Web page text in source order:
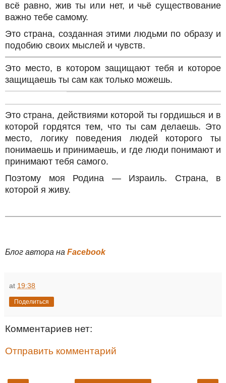
всё равно, жив ты или нет, и чьё существование
важно тебе самому.
Это страна, созданная этими людьми по образу и
подобию своих мыслей и чувств.
Это место, в котором защищают тебя и которое
защищаешь ты сам как только можешь.
Это страна, действиями которой ты гордишься и в
которой гордятся тем, что ты сам делаешь. Это
место, логику поведения людей которого ты
понимаешь и принимаешь, и где люди понимают и
принимают тебя самого.
Поэтому моя Родина — Израиль. Страна, в
которой я живу.
Блог автора на Facebook
at 19:38
Поделиться
Комментариев нет:
Отправить комментарий